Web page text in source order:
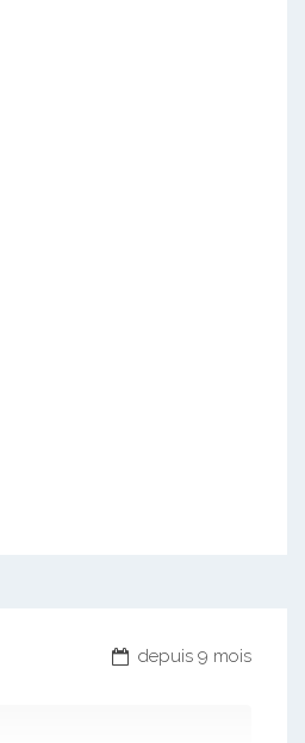
depuis 9 mois